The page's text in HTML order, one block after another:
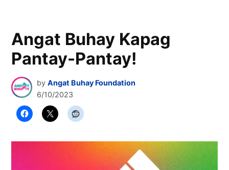
Angat Buhay Kapag
Pantay-Pantay!
by Angat Buhay Foundation
6/10/2023